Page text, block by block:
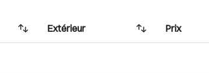
Extérieur Prix